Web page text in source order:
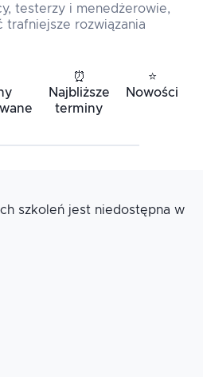
testerzy i menedżerowie,
trafniejsze rozwiązania
⏰
Najbliższe
terminy
⭐
Nowości
szkoleń jest niedostępna w